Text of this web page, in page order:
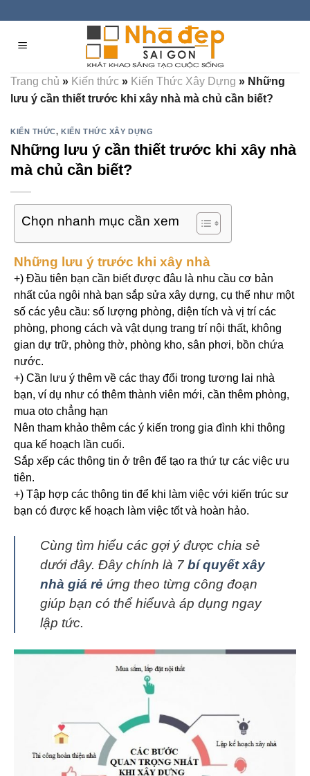
content
Trang chủ » Kiến thức » Kiến Thức Xây Dựng » Những
lưu ý cần thiết trước khi xây nhà mà chủ cần biết?
KIẾN THỨC,KIẾN THỨC XÂY DỰNG
Những lưu ý cần thiết trước khi xây nhà
mà chủ cần biết?
Chọn nhanh mục cần xem
Những lưu ý trước khi xây nhà
+) Đầu tiên bạn cần biết được đâu là nhu cầu cơ bản
nhất của ngôi nhà bạn sắp sửa xây dựng, cụ thể như một
số các yêu cầu: số lượng phòng, diện tích và vị trí các
phòng, phong cách và vật dụng trang trí nội thất, không
gian dự trữ, phòng thờ, phòng kho, sân phơi, bồn chứa
nước.
+) Cần lưu ý thêm về các thay đổi trong tương lai nhà
bạn, ví dụ như có thêm thành viên mới, cần thêm phòng,
mua oto chẳng hạn
Nên tham khảo thêm các ý kiến trong gia đình khi thông
qua kế hoạch lần cuối.
Sắp xếp các thông tin ở trên để tạo ra thứ tự các việc ưu
tiên.
+) Tập hợp các thông tin để khi làm việc với kiến trúc sư
bạn có được kế hoạch làm việc tốt và hoàn hảo.
Cùng tìm hiểu các gợi ý được chia sẻ
dưới đây. Đây chính là 7 bí quyết xây
nhà giá rẻ ứng theo từng công đoạn
giúp bạn có thể hiểuvà áp dụng ngay
lập tức.